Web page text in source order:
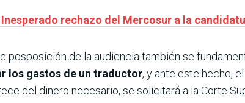
rechazo del Mercosur a la
posposición de la audiencia también se
los gastos de un traductor, y ante este hecho,
del dinero necesario, se solicitará a la Corte